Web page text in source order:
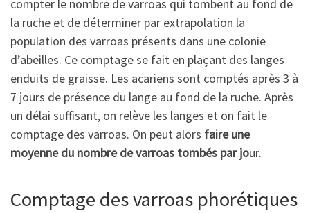
compter le nombre de varroas qui tombent au fond de
la ruche et de déterminer par extrapolation la
population des varroas présents dans une colonie
d’abeilles. Ce comptage se fait en plaçant des langes
enduits de graisse. Les acariens sont comptés après 3 à
7 jours de présence du lange au fond de la ruche. Après
un délai suffisant, on relève les langes et on fait le
comptage des varroas. On peut alors faire une
moyenne du nombre de varroas tombés par jour.
Comptage des varroas phorétiques